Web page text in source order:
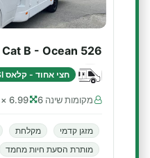
Cat B - Ocean 526
חצי אחוד - קלאס SI
מקומות שינה 6 6.99 × 2.3 m
מזגן קדמי מקלחת
מותרת הסעת חיות מחמד